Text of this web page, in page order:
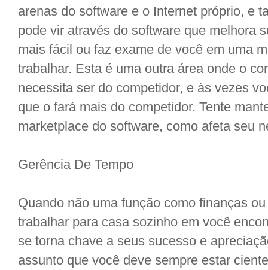
arenas do software e o Internet próprio, e
pode vir através do software que melhora
mais fácil ou faz exame de você em uma
trabalhar. Esta é uma outra área onde o
necessita ser do competidor, e às vezes
que o fará mais do competidor. Tente
marketplace do software, como afeta seu
Gerência De Tempo
Quando não uma função como finanças
trabalhar para casa sozinho em você
se torna chave a seus sucesso e
assunto que você deve sempre estar